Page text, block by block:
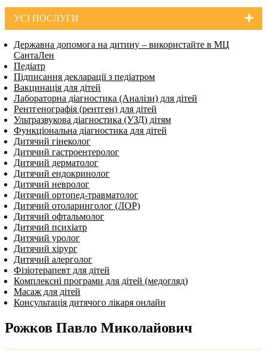
УСI ПОСЛУГИ
Державна допомога на дитину – використайте в МЦ
СантаЛен
Педіатр
Підписання декларації з педіатром
Вакцинація для дітей
Лабораторна діагностика (Аналізи) для дітей
Рентгенографія (рентген) для дітей
Ультразвукова діагностика (УЗД) дітям
Функціональна діагностика для дітей
Дитячий гінеколог
Дитячий гастроентеролог
Дитячий дерматолог
Дитячий ендокринолог
Дитячий нев­ро­лог
Дитячий ортопед-травматолог
Дитячий отоларинголог (ЛОР)
Дитячий офтальмолог
Дитячий психіатр
Дитячий уролог
Дитячий хірург
Дитячий алерголог
Фізіотерапевт для дітей
Комплексні програми для дітей (медогляд)
Масаж для дітей
Консультація дитячого лікаря онлайн
Рожков Павло Миколайович